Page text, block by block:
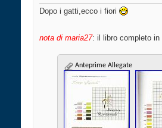
Dopo i gatti,ecco i fiori
nota di maria27: il libro completo
Anteprime Allegate